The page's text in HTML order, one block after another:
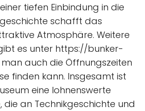
tiefen Einbindung in die
schafft das
Atmosphäre. Weitere
es unter https://bunker-
auch die Öffnungszeiten
finden kann. Insgesamt ist
eine lohnenswerte
die an Technikgeschichte und